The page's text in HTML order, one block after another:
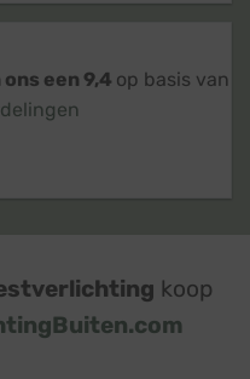
een 9,4 op basis van
koop